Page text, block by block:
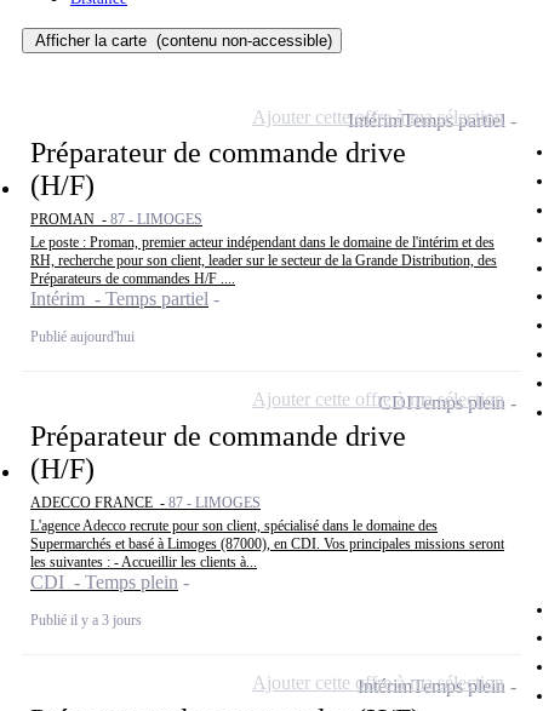
Afficher la carte (contenu non-accessible)
Préparateur de commande drive
(H/F)
PROMAN - 87 - LIMOGES
Le poste : Proman, premier acteur indépendant dans le domaine de l'intérim et des
RH, recherche pour son client, leader sur le secteur de la Grande Distribution, des
Préparateurs de commandes H/F ....
Intérim - Temps partiel
Publié aujourd'hui
IntérimTemps partiel
Ajouter cette offre à ma sélection
Préparateur de commande drive
(H/F)
ADECCO FRANCE - 87 - LIMOGES
L'agence Adecco recrute pour son client, spécialisé dans le domaine des
Supermarchés et basé à Limoges (87000), en CDI. Vos principales missions seront
les suivantes : - Accueillir les clients à...
CDI - Temps plein
Publié il y a 3 jours
CDITemps plein
Ajouter cette offre à ma sélection
IntérimTemps plein
Ajouter cette offre à ma sélection